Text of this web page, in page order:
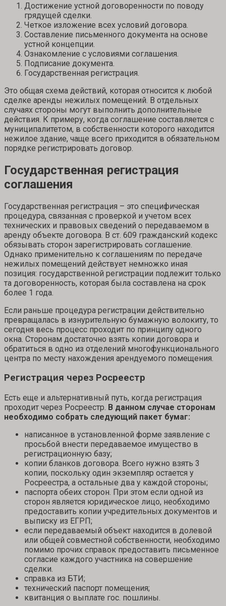
Достижение устной договоренности по поводу
грядущей сделки.
Четкое изложение всех условий договора.
Составление письменного документа на основе
устной концепции.
Ознакомление с условиями соглашения.
Подписание документа.
Государственная регистрация.
Это общая схема действий, которая относится к любой
сделке аренды нежилых помещений. В отдельных
случаях стороны могут выполнить дополнительные
действия. К примеру, когда соглашение составляется с
муниципалитетом, в собственности которого находится
нежилое здание, чаще всего приходится в обязательном
порядке регистрировать договор.
Государственная регистрация
соглашения
Государственная регистрация – это специфическая
процедура, связанная с проверкой и учетом всех
технических и правовых сведений о передаваемом в
аренду объекте договора. В ст. 609 гражданский кодекс
обязывать сторон зарегистрировать соглашение.
Однако применительно к соглашениям по передаче
нежилых помещений действует немножко иная
позиция: государственной регистрации подлежит только
та договоренность, которая была составлена на срок
более 1 года.
Если раньше процедура регистрации действительно
превращалась в изнурительную бумажную волокиту, то
сегодня весь процесс проходит по принципу одного
окна. Сторонам достаточно взять копии договора и
обратиться в одно из отделений многофункционального
центра по месту нахождения арендуемого помещения.
Регистрация через Росреестр
Есть еще и альтернативный путь, когда регистрация
проходит через Росреестр. В данном случае сторонам
необходимо собрать следующий пакет бумаг:
написанное в установленной форме заявление с
просьбой внести передаваемое имущество в
регистрационную базу;
копии бланков договора. Всего нужно взять 3
копии, поскольку один экземпляр остается у
Росреестра, а остальные два у каждой стороны;
паспорта обеих сторон. При этом если одной из
сторон является юридическое лицо, необходимо
предоставить копии учредительных документов и
выписку из ЕГРП;
если передаваемый объект находится в долевой
или общей совместной собственности, необходимо
помимо прочих справок предоставить письменное
согласие каждого участника на совершение
сделки.
справка из БТИ;
технический паспорт помещения;
квитанция о выплате гос. пошлины.